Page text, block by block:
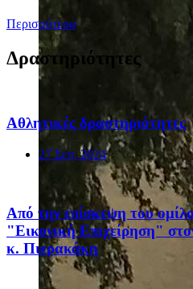
Περισσότερα
Δραστηριότητες
Αθλητικές δραστηριότητες
27 Σεπ, 2024
Από την επίσκεψη του
"Εικονική Επιχείρηση"
κ. Πιερακάκη